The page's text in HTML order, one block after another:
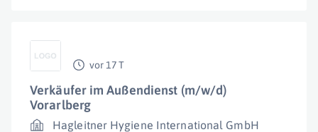
vor 17 T
Verkäufer im Außendienst (m/w/d)
Vorarlberg
Hagleitner Hygiene International GmbH